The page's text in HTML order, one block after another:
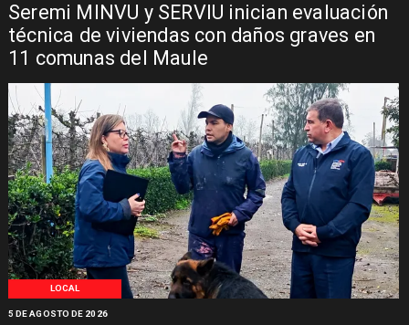
Seremi MINVU y SERVIU inician evaluación
técnica de viviendas con daños graves en
11 comunas del Maule
LOCAL
5 DE AGOSTO DE 2026